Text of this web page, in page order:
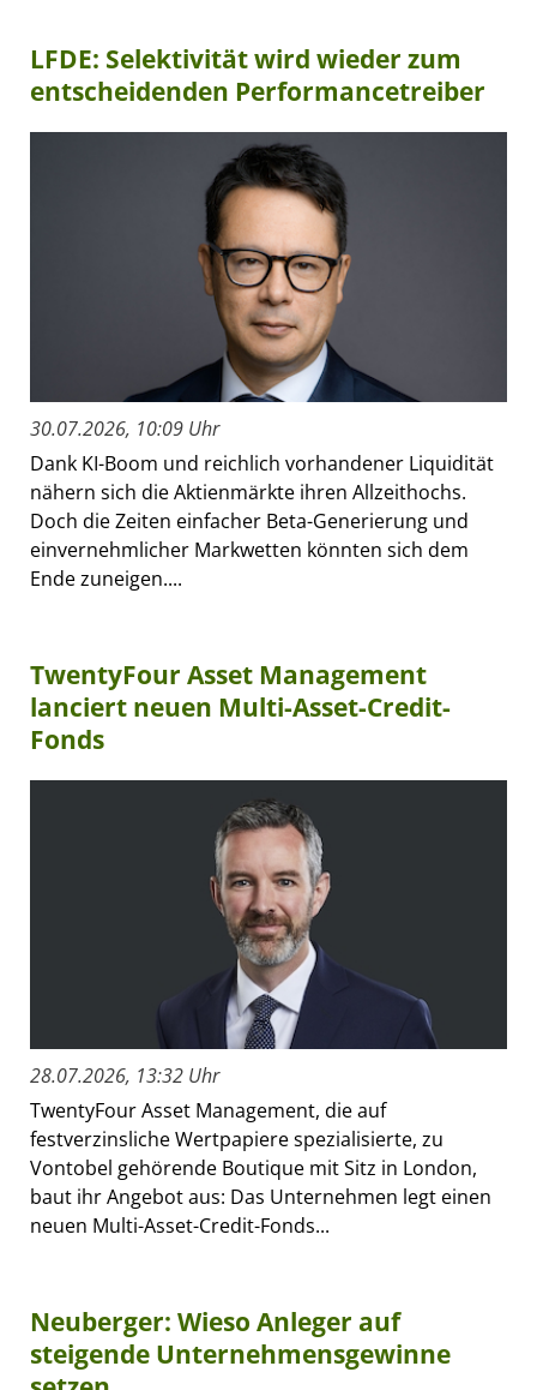
LFDE: Selektivität wird wieder zum
entscheidenden Performancetreiber
30.07.2026, 10:09 Uhr
Dank KI-Boom und reichlich vorhandener Liquidität
nähern sich die Aktienmärkte ihren Allzeithochs.
Doch die Zeiten einfacher Beta-Generierung und
einvernehmlicher Markwetten könnten sich dem
Ende zuneigen....
TwentyFour Asset Management
lanciert neuen Multi-Asset-Credit-
Fonds
28.07.2026, 13:32 Uhr
TwentyFour Asset Management, die auf
festverzinsliche Wertpapiere spezialisierte, zu
Vontobel gehörende Boutique mit Sitz in London,
baut ihr Angebot aus: Das Unternehmen legt einen
neuen Multi-Asset-Credit-Fonds...
Neuberger: Wieso Anleger auf
steigende Unternehmensgewinne